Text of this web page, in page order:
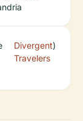
Divergent
Travelers
)